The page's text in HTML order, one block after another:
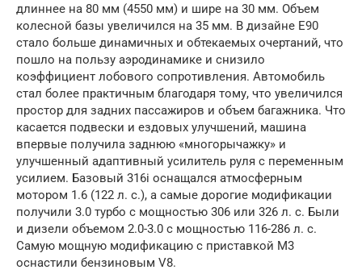
длиннее на 80 мм (4550 мм) и шире на 30 мм. Объем
колесной базы увеличился на 35 мм. В дизайне Е90
стало больше динамичных и обтекаемых очертаний, что
пошло на пользу аэродинамике и снизило
коэффициент лобового сопротивления. Автомобиль
стал более практичным благодаря тому, что увеличился
простор для задних пассажиров и объем багажника. Что
касается подвески и ездовых улучшений, машина
впервые получила заднюю «многорычажку» и
улучшенный адаптивный усилитель руля с переменным
усилием. Базовый 316i оснащался атмосферным
мотором 1.6 (122 л. с.), а самые дорогие модификации
получили 3.0 турбо с мощностью 306 или 326 л. с. Были
и дизели объемом 2.0-3.0 с мощностью 116-286 л. с.
Самую мощную модификацию с приставкой М3
оснастили бензиновым V8.